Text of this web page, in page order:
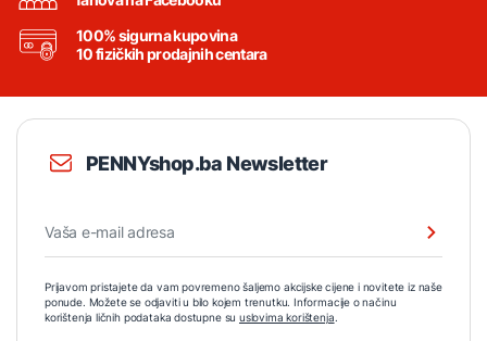
100% sigurna kupovina
10 fizičkih prodajnih centara
PENNYshop.ba Newsletter
Prijavom pristajete da vam povremeno šaljemo akcijske cijene i novitete iz naše
ponude. Možete se odjaviti u bilo kojem trenutku. Informacije o načinu
korištenja ličnih podataka dostupne su uslovima korištenja.